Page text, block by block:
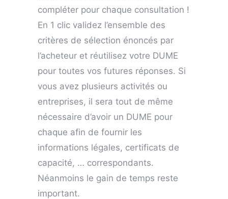
compléter pour chaque consultation !
En 1 clic validez l’ensemble des
critères de sélection énoncés par
l’acheteur et réutilisez votre DUME
pour toutes vos futures réponses. Si
vous avez plusieurs activités ou
entreprises, il sera tout de même
nécessaire d’avoir un DUME pour
chaque afin de fournir les
informations légales, certificats de
capacité, … correspondants.
Néanmoins le gain de temps reste
important.